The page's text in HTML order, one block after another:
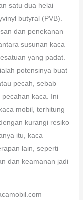
satu dua helai
butyral (PVB).
dan penekanan
susunan kaca
yang padat.
potensinya buat
pecah, sebab
kaca. Ini
mobil, terhitung
kurangi resiko
itu, kaca
lain, seperti
dan keamanan jadi